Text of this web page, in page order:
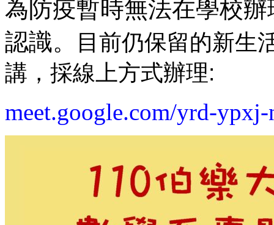
為防疫暫時無法在學校
認識。
目前仍保留的新生
講，採線上方式辦理:
meet.google.com/yrd-